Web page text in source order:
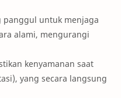
panggul untuk menjaga
alami, mengurangi
kenyamanan saat
yang secara langsung